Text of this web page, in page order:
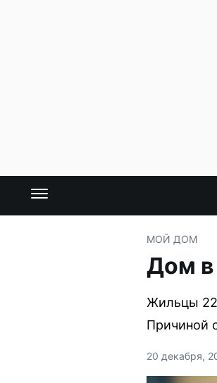
МОЙ ДОМ
Дом в
Жильцы
Причиной
20 декабря,